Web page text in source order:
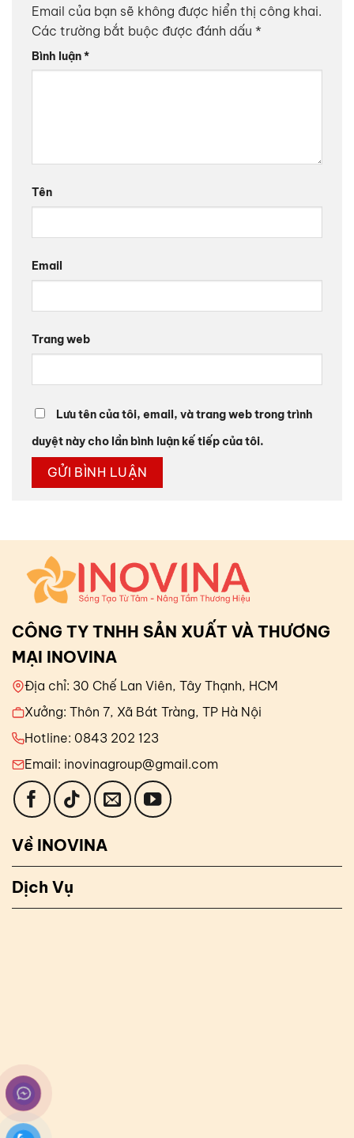
Email của bạn sẽ không được hiển thị công khai.
Các trường bắt buộc được đánh dấu *
Bình luận*
Tên
Email
Trang web
Lưu tên của tôi, email, và trang web trong trình
duyệt này cho lần bình luận kế tiếp của tôi.
CÔNG TY TNHH SẢN XUẤT VÀ THƯƠNG
MẠI INOVINA
Địa chỉ: 30 Chế Lan Viên, Tây Thạnh, HCM
Xưởng: Thôn 7, Xã Bát Tràng, TP Hà Nội
Hotline: 0843 202 123
Email: inovinagroup@gmail.com
Về INOVINA
Dịch Vụ
✉